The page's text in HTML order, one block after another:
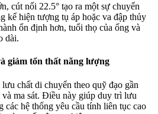
cút nối 22.5° tạo ra một sự chuyển
kể hiện tượng tụ áp hoặc va đập thủy
ổn định hơn, tuổi thọ của ống và
dài.
giảm tổn thất năng lượng
chất di chuyển theo quỹ đạo gần
ma sát. Điều này giúp duy trì lưu
các hệ thống yêu cầu tính liên tục cao